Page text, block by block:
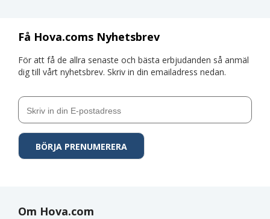
Få Hova.coms Nyhetsbrev
För att få de allra senaste och bästa erbjudanden så anmäl
dig till vårt nyhetsbrev. Skriv in din emailadress nedan.
Om Hova.com